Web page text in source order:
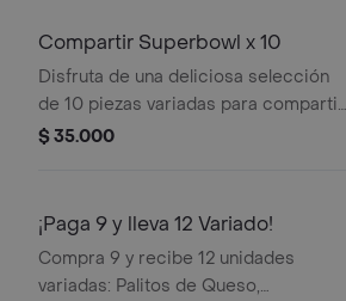
chocolate. ¡El contraste perfecto!.
Compartir Superbowl x 10
Disfruta de una deliciosa selección
de 10 piezas variadas para compartir
en familia o con amigos: Croissants,
todos.
$ 35.000
¡Paga 9 y lleva 12 Variado!
Compra 9 y recibe 12 unidades
variadas: Palitos de Queso,